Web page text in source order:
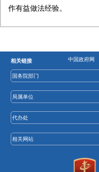
作有益做法经验。
相关链接 中国政府网
国务院部门
局属单位
代办处
相关网站